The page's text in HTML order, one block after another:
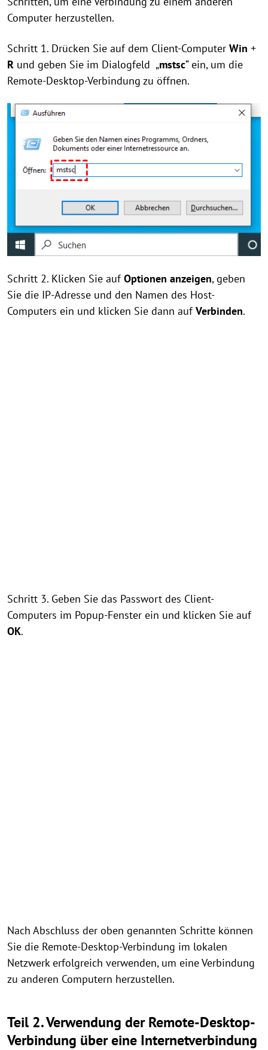
Computer herzustellen.
Schritt 1. Drücken Sie auf dem Client-Computer Win +
R und geben Sie im Dialogfeld „mstsc“ ein, um die
Remote-Desktop-Verbindung zu öffnen.
Schritt 2. Klicken Sie aufOptionen anzeigen, geben
Sie die IP-Adresse und den Namen des Host-
Computers ein und klicken Sie dann aufVerbinden.
Schritt 3. Geben Sie das Passwort des Client-
Computers im Popup-Fenster ein und klicken Sie auf
OK.
Nach Abschluss der oben genannten Schritte können
Sie die Remote-Desktop-Verbindung im lokalen
Netzwerk erfolgreich verwenden, um eine Verbindung
zu anderen Computern herzustellen.
Teil 2. Verwendung der Remote-Desktop-
Verbindung über eine Internetverbindung